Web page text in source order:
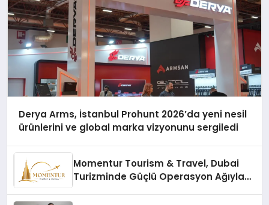
Derya Arms, İstanbul Prohunt 2026’da yeni nesil
ürünlerini ve global marka vizyonunu sergiledi
Momentur Tourism & Travel, Dubai
Turizminde Güçlü Operasyon Ağıyla